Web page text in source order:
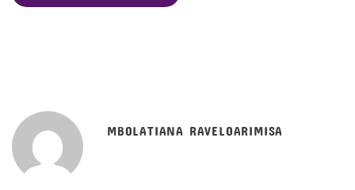
MBOLATIANA RAVELOARIMISA